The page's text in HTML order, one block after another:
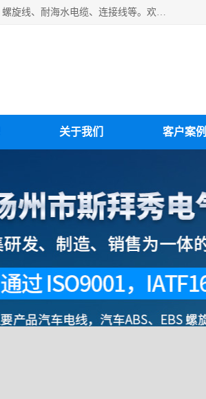
扬州市斯拜秀电缆厂专业生产：弹性电缆、弹簧电缆线、挂车螺旋线、螺旋电缆、弹簧线、螺旋线、耐海水电缆、连接线等。欢迎来电咨询！
关于我们 客户案例